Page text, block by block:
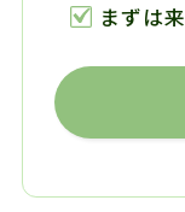
まずは